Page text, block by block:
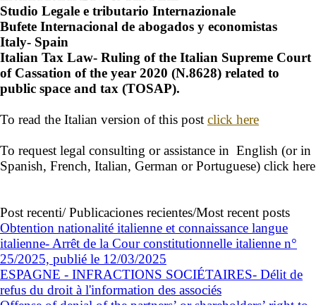
Studio Legale e tributario Internazionale
Bufete Internacional de abogados y economistas
Italy- Spain
Italian Tax Law- Ruling of the Italian Supreme Court
of Cassation of the year 2020 (N.8628) related to
public space and tax (TOSAP).
To read the Italian version of this post click here
To request legal consulting or assistance in English (or in
Spanish, French, Italian, German or Portuguese) click here
Post recenti/ Publicaciones recientes/Most recent posts
Obtention nationalité italienne et connaissance langue
italienne- Arrêt de la Cour constitutionnelle italienne n°
25/2025, publié le 12/03/2025
ESPAGNE - INFRACTIONS SOCIÉTAIRES- Délit de
refus du droit à l'information des associés